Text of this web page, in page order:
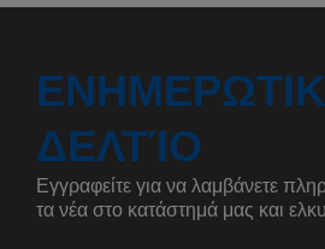
ΔΕΛΤΊΟ
Εγγραφείτε για να λαμβάνετε
τα νέα στο κατάστημά μας και